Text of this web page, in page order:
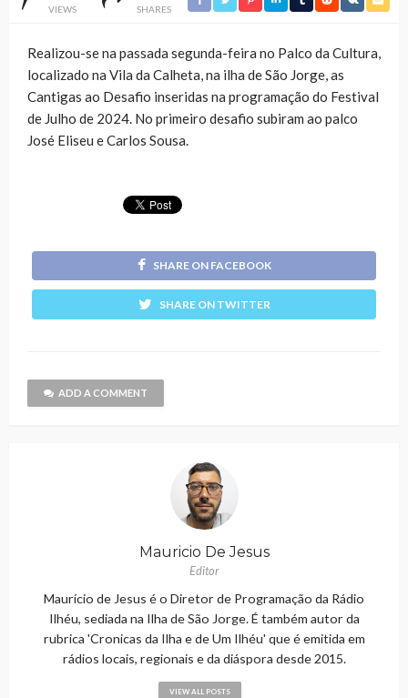
VIEWS SHARES
Realizou-se na passada segunda-feira no Palco da Cultura,
localizado na Vila da Calheta, na ilha de São Jorge, as
Cantigas ao Desafio inseridas na programação do Festival
de Julho de 2024. No primeiro desafio subiram ao palco
José Eliseu e Carlos Sousa.
SHARE ON FACEBOOK
SHARE ON TWITTER
ADD A COMMENT
Mauricio De Jesus
Editor
Maurício de Jesus é o Diretor de Programação da Rádio
Ilhéu, sediada na Ilha de São Jorge. É também autor da
rubrica 'Cronicas da Ilha e de Um Ilhéu' que é emitida em
rádios locais, regionais e da diáspora desde 2015.
VIEW ALL POSTS